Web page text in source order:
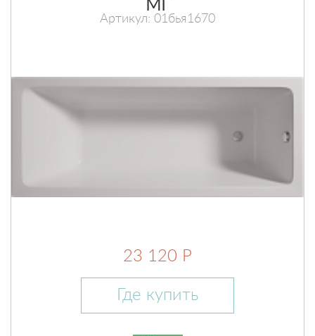
МГ
Артикул: 01бья1670
23 120 Р
Где купить